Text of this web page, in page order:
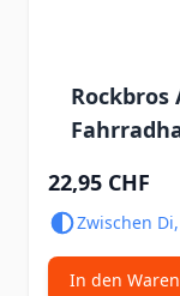
22,95 CHF
Zwischen
In den